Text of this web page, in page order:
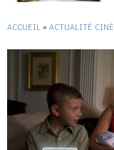
ACCUEIL » ACTUALITÉ CINÉ